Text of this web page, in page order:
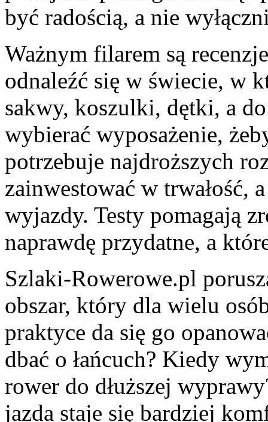
być radością, a nie
Ważnym filarem są
odnaleźć się w świecie, w
sakwy, koszulki, dętki, a
wybierać wyposażenie,
potrzebuje najdroższych
zainwestować w trwałość,
wyjazdy. Testy pomagają
naprawdę przydatne, a
Szlaki-Rowerowe.pl
obszar, który dla wielu
praktyce da się go
dbać o łańcuch? Kiedy
rower do dłuższej
jazda staje się bardziej